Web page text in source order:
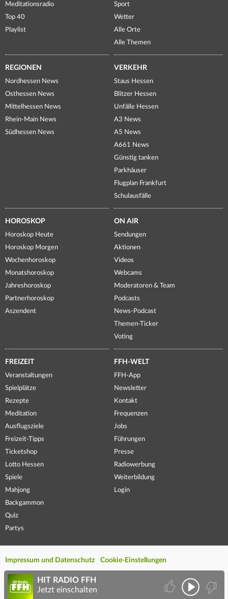
Meditationsradio
Top 40
Playlist
Sport
Wetter
Alle Orte
Alle Themen
REGIONEN
Nordhessen News
Osthessen News
Mittelhessen News
Rhein-Main News
Südhessen News
VERKEHR
Staus Hessen
Blitzer Hessen
Unfälle Hessen
A3 News
A5 News
A661 News
Günstig tanken
Parkhäuser
Flugplan Frankfurt
Schulausfälle
HOROSKOP
Horoskop Heute
Horoskop Morgen
Wochenhoroskop
Monatshoroskop
Jahreshoroskop
Partnerhoroskop
Aszendent
ON AIR
Sendungen
Aktionen
Videos
Webcams
Moderatoren & Team
Podcasts
News-Podcast
Themen-Ticker
Voting
FREIZEIT
Veranstaltungen
Spielplätze
Rezepte
Meditation
Ausflugsziele
Freizeit-Tipps
Ticketshop
Lotto Hessen
Spiele
Mahjong
Backgammon
Quiz
Partys
FFH-WELT
FFH-App
Newsletter
Kontakt
Frequenzen
Jobs
Führungen
Presse
Radiowerbung
Weiterbildung
Login
Impressum und Datenschutz Cookie-Einstellungen
HIT RADIO FFH
Jetzt einschalten